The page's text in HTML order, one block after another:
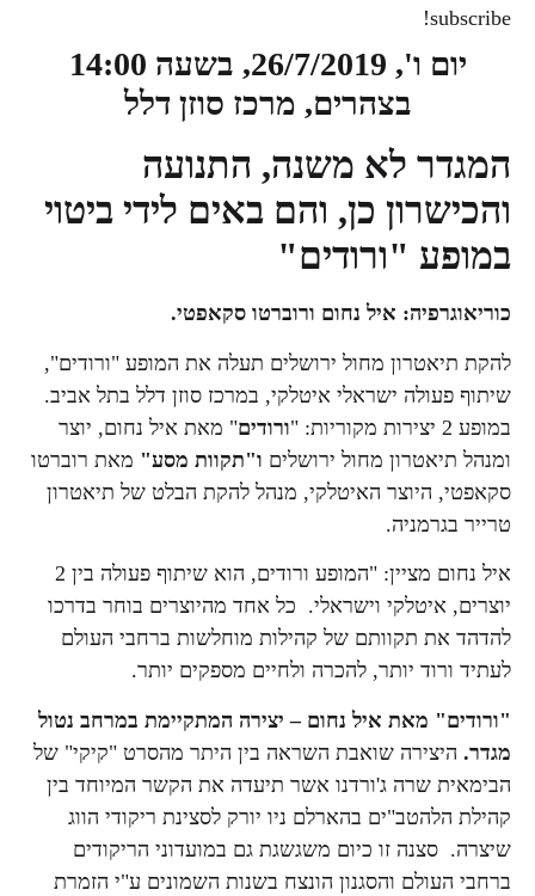
subscribe!
יום ו', 26/7/2019, בשעה 14:00
בצהרים, מרכז סוזן דלל
המגדר לא משנה, התנועה
והכישרון כן, והם באים לידי ביטוי
במופע "ורודים"
כוריאוגרפיה: איל נחום ורוברטו סקאפטי.
להקת תיאטרון מחול ירושלים תעלה את המופע "ורודים",
שיתוף פעולה ישראלי איטלקי, במרכז סוזן דלל בתל אביב.
במופע 2 יצירות מקוריות: "
ורודים" מאת איל נחום, יוצר
ומנהל תיאטרון מחול ירושלים ו"תקוות מסע" מאת רוברטו
סקאפטי, היוצר האיטלקי, מנהל להקת הבלט של תיאטרון
טרייר בגרמניה.
איל נחום מציין: "המופע ורודים, הוא שיתוף פעולה בין 2
יוצרים, איטלקי וישראלי. כל אחד מהיוצרים בוחר בדרכו
להדהד את תקוותם של קהילות מוחלשות ברחבי העולם
לעתיד ורוד יותר, להכרה ולחיים מספקים יותר.
"ורודים" מאת איל נחום – יצירה המתקיימת במרחב נטול
מגדר. היצירה שואבת השראה בין היתר מהסרט "קיקי" של
הבימאית שרה ג'ורדנו אשר תיעדה את הקשר המיוחד בין
קהילת הלהטב"ים בהארלם ניו יורק לסצינת ריקודי הווג
שיצרה. סצנה זו כיום משגשגת גם במועדוני הריקודים
ברחבי העולם והסגנון הונצח בשנות השמונים ע"י הזמרת